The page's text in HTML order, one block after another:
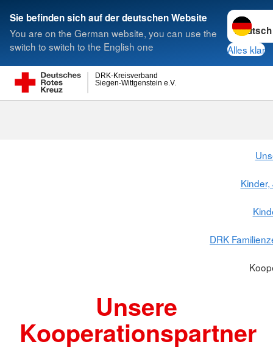
Sie befinden sich auf der deutschen Website
You are on the German website, you can use the
switch to switch to the English one
Sprache
Alles klar
Siegen-Wittgenstein e.V.
DRK-Kreisverband
Suche
DRK
Unsere
Kooperationspartner